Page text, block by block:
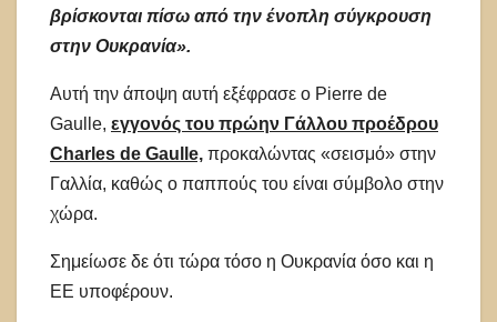
βρίσκονται πίσω από την ένοπλη σύγκρουση
στην Ουκρανία».
Αυτή την άποψη αυτή εξέφρασε ο Pierre de
Gaulle, εγγονός του πρώην Γάλλου προέδρου
Charles de Gaulle, προκαλώντας «σεισμό» στην
Γαλλία, καθώς ο παππούς του είναι σύμβολο στην
χώρα.
Σημείωσε δε ότι τώρα τόσο η Ουκρανία όσο και η
ΕΕ υποφέρουν.